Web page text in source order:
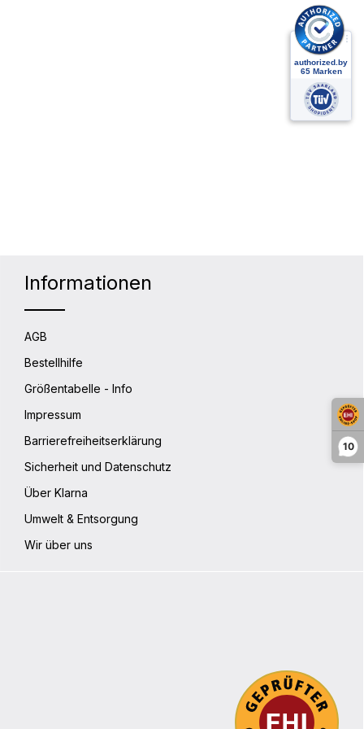
10
Informationen
AGB
Bestellhilfe
Größentabelle - Info
Impressum
Barrierefreiheitserklärung
Sicherheit und Datenschutz
Über Klarna
Umwelt & Entsorgung
Wir über uns